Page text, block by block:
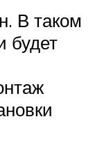
В таком
будет